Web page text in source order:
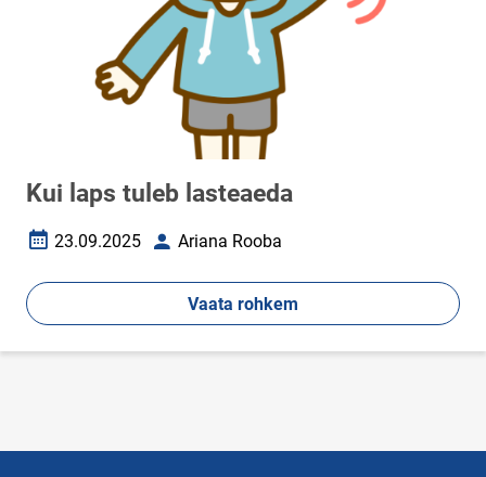
Kui laps tuleb lasteaeda
Loomise kuupäev
23.09.2025 AutorAriana Rooba
Vaata rohkem